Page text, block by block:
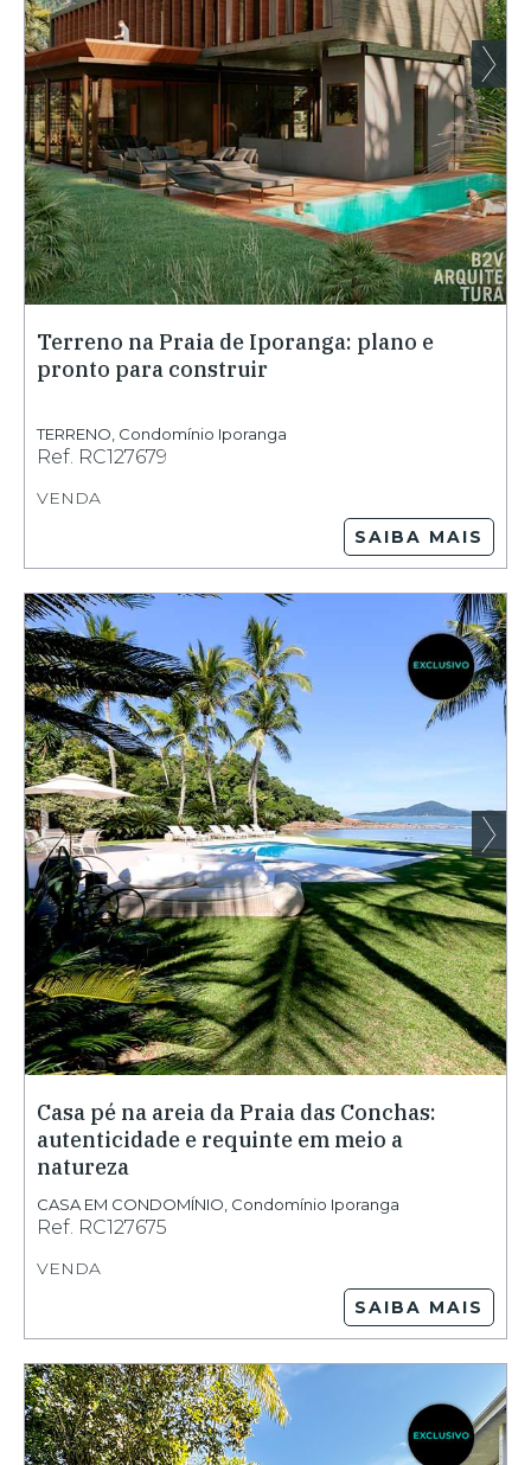
Terreno na Praia de Iporanga: plano e
pronto para construir
TERRENO Condomínio Iporanga
Ref. RC127679
VENDA
SAIBA MAIS
Casa pé na areia da Praia das Conchas:
autenticidade e requinte em meio a
natureza
CASA EM CONDOMÍNIO Condomínio Iporanga
Ref. RC127675
VENDA
SAIBA MAIS